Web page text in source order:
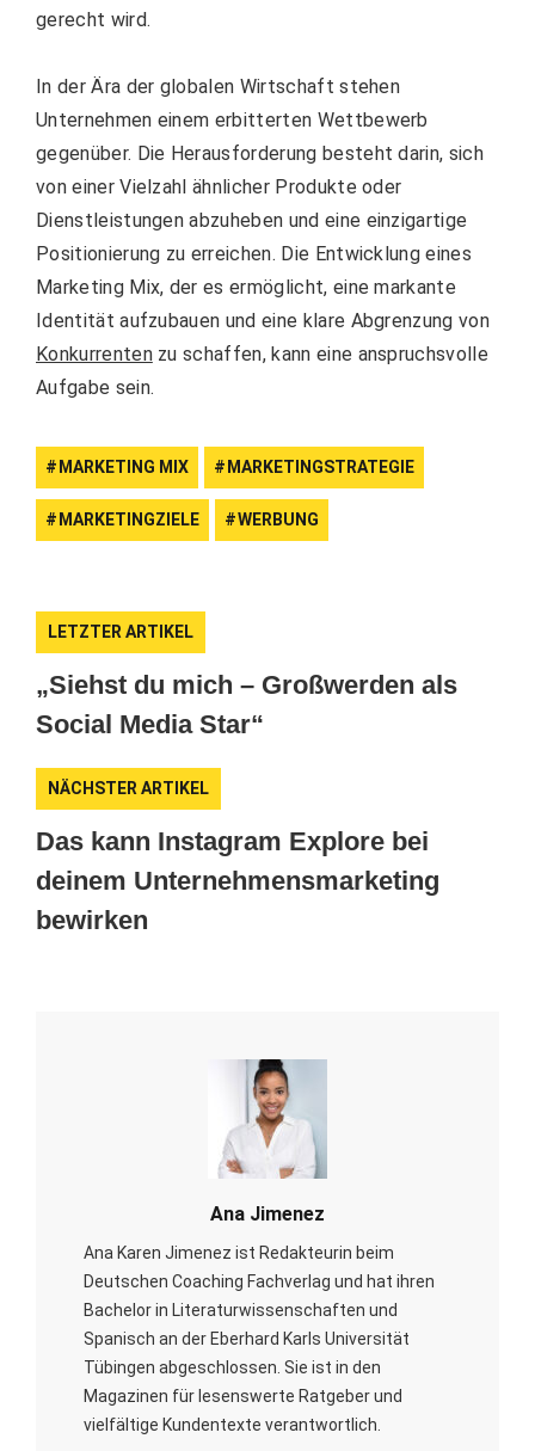
gerecht wird.
In der Ära der globalen Wirtschaft stehen
Unternehmen einem erbitterten Wettbewerb
gegenüber. Die Herausforderung besteht darin, sich
von einer Vielzahl ähnlicher Produkte oder
Dienstleistungen abzuheben und eine einzigartige
Positionierung zu erreichen. Die Entwicklung eines
Marketing Mix, der es ermöglicht, eine markante
Identität aufzubauen und eine klare Abgrenzung von
Konkurrentenzu schaffen, kann eine anspruchsvolle
Aufgabe sein.
MARKETING MIX MARKETINGSTRATEGIE
MARKETINGZIELE WERBUNG
LETZTER ARTIKEL
„Siehst du mich – Großwerden als
Social Media Star“
NÄCHSTER ARTIKEL
Das kann Instagram Explore bei
deinem Unternehmensmarketing
bewirken
Ana Jimenez
Ana Karen Jimenez ist Redakteurin beim
Deutschen Coaching Fachverlag und hat ihren
Bachelor in Literaturwissenschaften und
Spanisch an der Eberhard Karls Universität
Tübingen abgeschlossen. Sie ist in den
Magazinen für lesenswerte Ratgeber und
vielfältige Kundentexte verantwortlich.